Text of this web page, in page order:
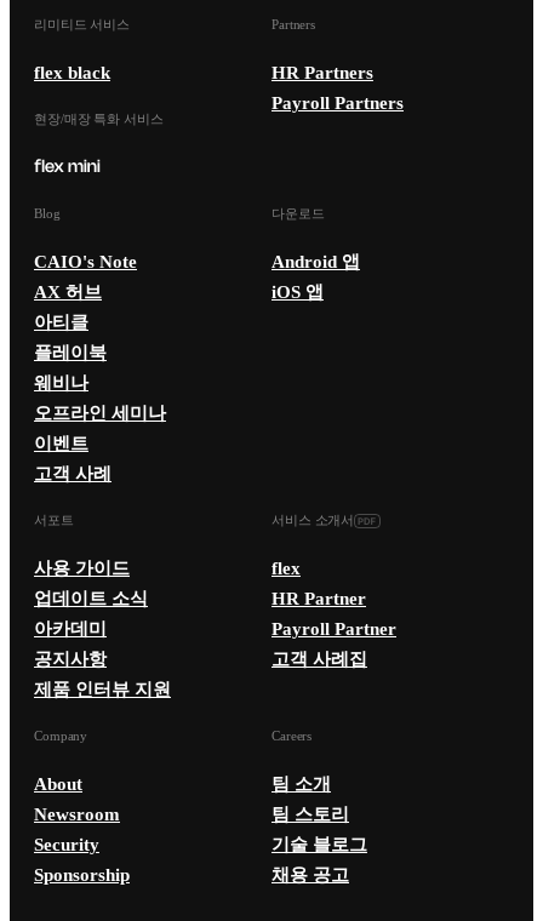
리미티드 서비스
flex black
현장/매장 특화 서비스
Partners
HR Partners
Payroll Partners
Blog
CAIO's Note
AX 허브
아티클
플레이북
웨비나
오프라인 세미나
이벤트
고객 사례
다운로드
Android 앱
iOS 앱
서포트
사용 가이드
업데이트 소식
아카데미
공지사항
제품 인터뷰 지원
서비스 소개서
flex
HR Partner
Payroll Partner
고객 사례집
Company
About
Newsroom
Security
Sponsorship
Careers
팀 소개
팀 스토리
기술 블로그
채용 공고